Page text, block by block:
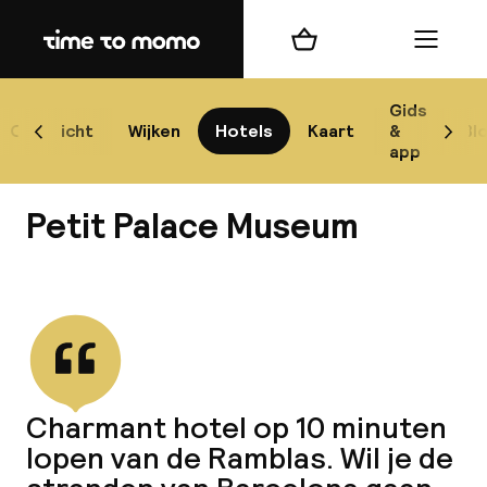
Home
Overzicht Wijken Hotels Kaart
Gids
&
app
Scroll naar links
Winkelmand Menu
Petit Palace Museum
Charmant hotel op 10 minuten
lopen van de Ramblas. Wil je de